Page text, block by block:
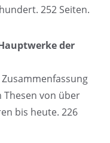
252 Seiten.
der
von über
bis heute. 226